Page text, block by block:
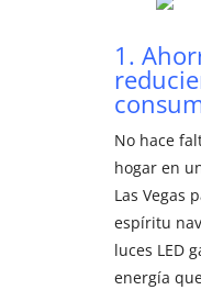
1.
No hace
hogar en
Las Vegas
espíritu
luces LED
energía